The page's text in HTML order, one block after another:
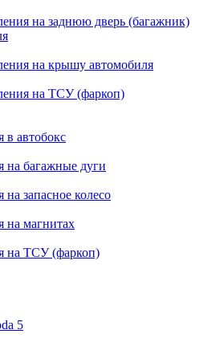
на заднюю дверь (багажник)
на крышу автомобиля
на ТСУ (фаркоп)
в автобокс
на багажные дуги
на запасное колесо
на магнитах
на ТСУ (фаркоп)
5